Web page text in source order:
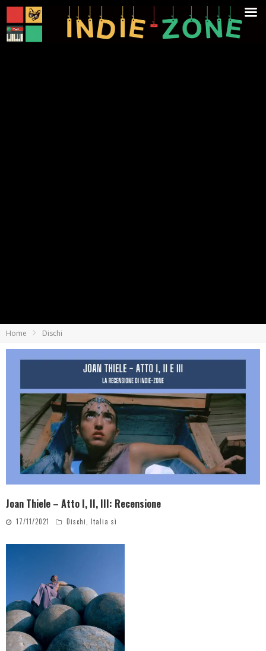
Home Dischi
Joan Thiele – Atto I, II, III: Recensione
17/11/2021 Dischi, Italia sì